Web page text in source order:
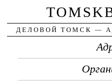
ДЕЛОВОЙ ТОМСК —